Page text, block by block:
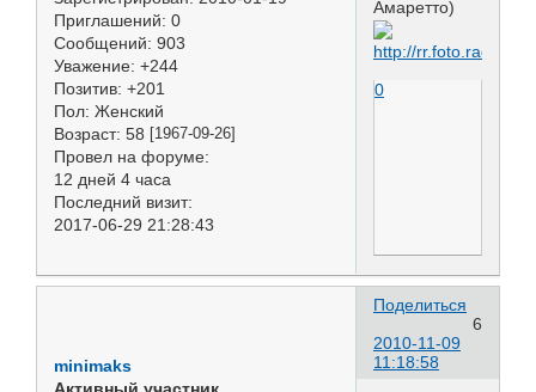
Приглашений: 0
Сообщений: 903
Уважение: +244
Позитив: +201
Пол: Женский
Возраст: 58 [1967-09-26]
Провел на форуме:
12 дней 4 часа
Последний визит:
2017-06-29 21:28:43
Амаретто)
0
Поделиться
6
2010-11-09
11:18:58
minimaks
Активный участник